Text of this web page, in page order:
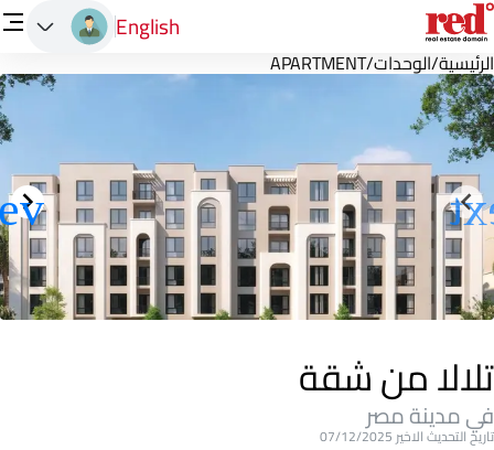
English
الرئيسية/الوحدات/
APARTMENT
تلالا من شقة
في مدينة مصر
تاريخ التحديث الاخير 07/12/2025